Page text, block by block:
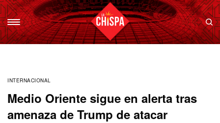
INTERNACIONAL
Medio Oriente sigue en alerta tras
amenaza de Trump de atacar